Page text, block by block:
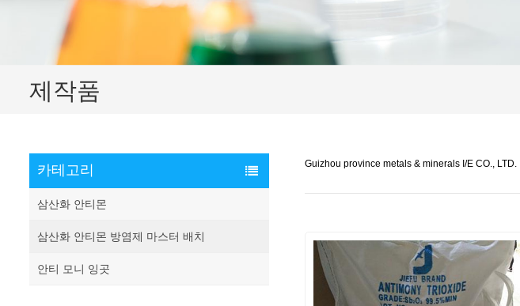
제작품
카테고리
삼산화 안티몬
삼산화 안티몬 방염제 마스터 배치
안티 모니 잉곳
Guizhou province metals & minerals I/E CO., LTD.